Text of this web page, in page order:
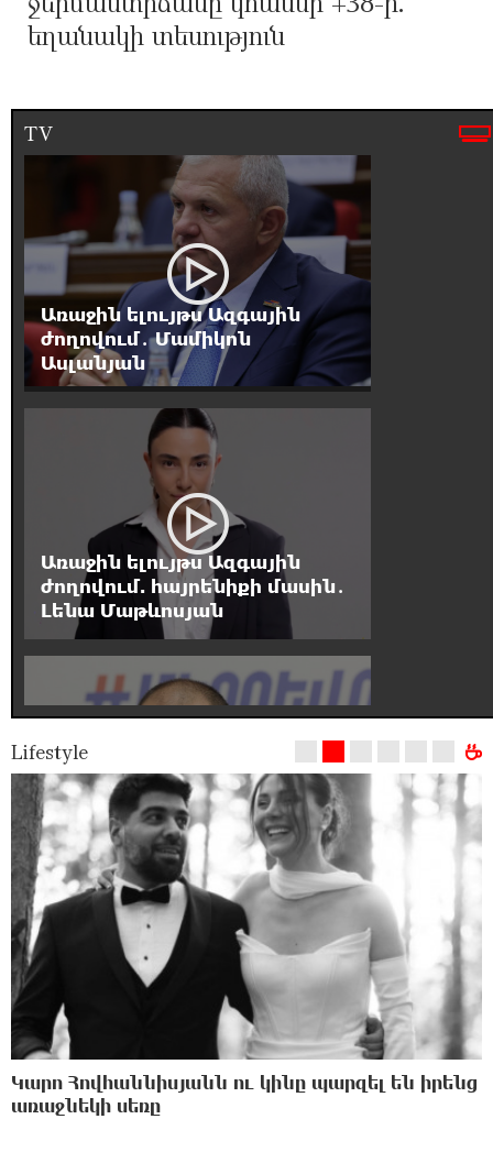
եղանակի տեսություն
TV
Առաջին ելույթս Ազգային
ժողովում․ Մամիկոն
Ասլանյան
Առաջին ելույթս Ազգային
ժողովում. հայրենիքի մասին․
Լենա Մաթևոսյան
Եթե որևէ մեկիդ
իմաստություն է պակասում,
թող խնդրի Աստծուց, և նրան
կտրվի․ Ռուբեն Մխիթարյան
Պատերազմ, Արցախի
կորուստ, տարածքների
զիջում․ սա է Փաշինյանի
Lifestyle
Կարո Հովհաննիսյանն ու կինը պարզել են իրենց
առաջնեկի սեռը